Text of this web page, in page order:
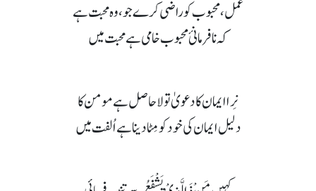
عمل، محبوب کو راضی کرے جو، وہ محبت ہے
کہ نافرمانئ محبوب خامی ہے محبت میں
نِرا ایمان کا دعویٰ تو لاحاصل ہے مومن کا
دلیل ایمان کی خود کو مِٹا دینا ہے اُلفت میں